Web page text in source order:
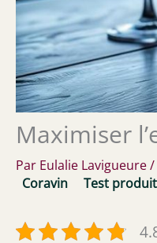
Maximiser
Par Eulalie Lavigueure/
Coravin
Test produit